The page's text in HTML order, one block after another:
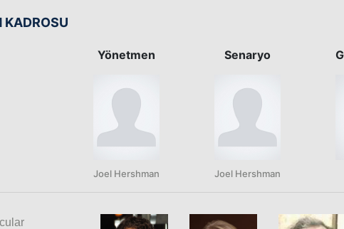
KADROSU
Yönetmen
Joel Hershman
Senaryo
Joel Hershman